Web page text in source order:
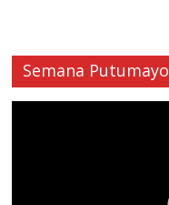
Semana Putumayo